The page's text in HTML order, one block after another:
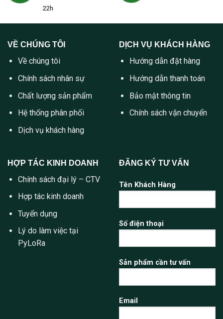
22h
VỀ CHÚNG TÔI
Về chúng tôi
Chính sách nhân sự
Chất lượng sản phẩm
Hệ thống phân phối
Dịch vụ khách hàng
DỊCH VỤ KHÁCH HÀNG
Hướng dẫn đặt hàng
Hướng dẫn thanh toán
Bảo mật thông tin
Chính sách vận chuyển
HỢP TÁC KINH DOANH
Chính sách đại lý – CTV
Hợp tác kinh doanh
Tuyển dụng
Lý do làm việc tại
PyLoRa
ĐĂNG KÝ TƯ VẤN
Tên Khách Hàng
Số điện thoại
Sản phẩm cần tư vấn
Email